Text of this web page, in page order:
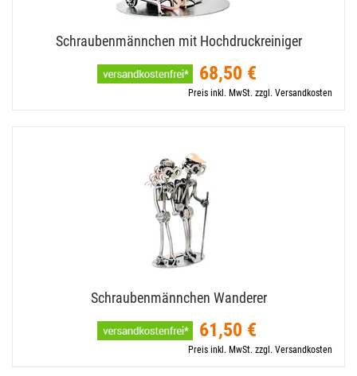
Schraubenmännchen mit Hochdruckreiniger
68,50 €
Preis inkl. MwSt. zzgl. Versandkosten
Schraubenmännchen Wanderer
61,50 €
Preis inkl. MwSt. zzgl. Versandkosten